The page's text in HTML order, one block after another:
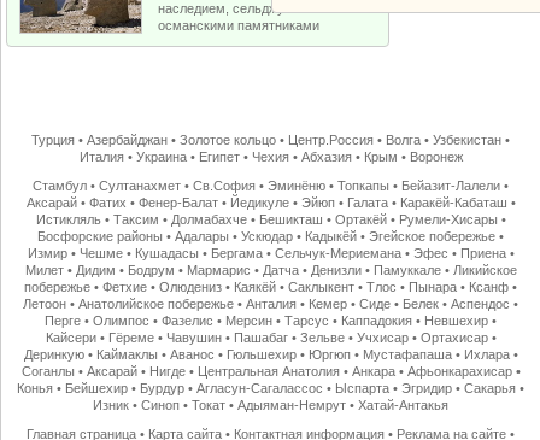
наследием, сельджукскими и
османскими памятниками
Турция •Азербайджан •Золотое кольцо • Центр.Россия • Волга •Узбекистан •
Италия• Украина• Египет• Чехия• Абхазия• Крым • Воронеж
Стамбул •Султанахмет •Св.София •Эминёню •Топкапы • Бейазит-Лалели •
Аксарай• Фатих • Фенер-Балат• Йедикуле• Эйюп• Галата• Каракёй-Кабаташ •
Истикляль• Таксим • Долмабахче• Бешикташ • Ортакёй• Румели-Хисары •
Босфорские районы •Адалары •Ускюдар • Кадыкёй •Эгейское побережье •
Измир• Чешме• Кушадасы • Бергама• Сельчук-Мериемана• Эфес • Приена•
Милет• Дидим • Бодрум • Мармарис • Датча• Денизли• Памуккале• Ликийское
побережье •Фетхие •Олюдениз • Каякёй •Саклыкент •Тлос • Пынара • Ксанф •
Летоон •Анатолийское побережье •Анталия • Кемер •Сиде • Белек •Аспендос •
Перге •Олимпос •Фазелис • Мерсин •Тарсус • Каппадокия • Невшехир •
Кайсери• Гёреме• Чавушин• Пашабаг• Зельве• Учхисар• Ортахисар•
Деринкую• Каймаклы • Аванос • Гюльшехир• Юргюп• Мустафапаша• Ихлара•
Соганлы • Аксарай• Нигде• Центральная Анатолия• Анкара• Афьонкарахисар•
Конья • Бейшехир • Бурдур •Агласун-Сагалассос • Ыспарта •Эгридир •Сакарья •
Изник •Синоп •Токат •Адыяман-Немрут •Хатай-Антакья
Главная страница • Карта сайта • Контактная информация • Реклама на сайте •